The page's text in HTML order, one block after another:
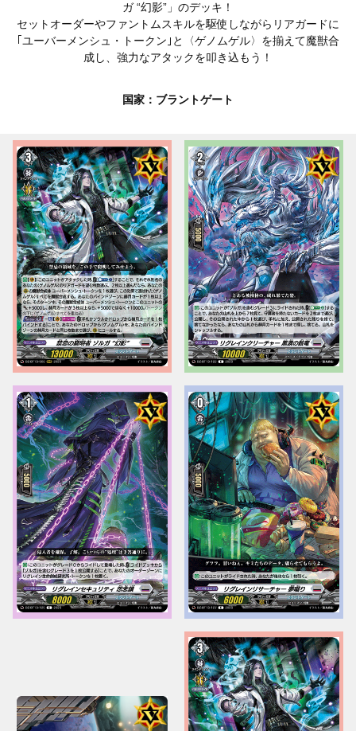
ガ “幻影”」のデッキ！
セットオーダーやファントムスキルを駆使しながらリアガードに
｢ユーバーメンシュ・トークン｣と〈ゲノムゲル〉を揃えて魔獣合
成し、強力なアタックを叩き込もう！
国家：ブラントゲート